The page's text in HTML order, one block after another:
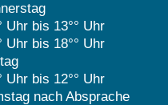
Uhr bis 13°° Uhr
Uhr bis 18°° Uhr
Uhr bis 12°° Uhr
nach Absprache